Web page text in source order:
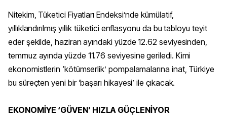
Nitekim, Tüketici Fiyatları Endeksi’nde kümülatif,
yıllıklandırılmış yıllık tüketici enflasyonu da bu tabloyu teyit
eder şekilde, haziran ayındaki yüzde 12.62 seviyesinden,
temmuz ayında yüzde 11.76 seviyesine geriledi. Kimi
ekonomistlerin ‘kötümserlik’ pompalamalarına inat, Türkiye
bu süreçten yeni bir ‘başarı hikayesi’ ile çıkacak.
EKONOMİYE ‘GÜVEN’ HIZLA GÜÇLENİYOR